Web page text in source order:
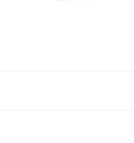
Barbara Poxleitner
und Trailrunning teilt sie
Laufen auf